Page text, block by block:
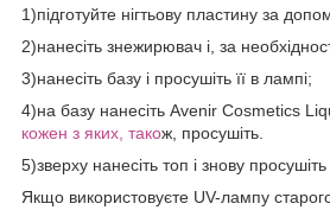
1)підготуйте нігтьову пластину за
2)нанесіть знежирювач і, за
3)нанесіть базу і просушіть її в лампі;
4)на базу нанесіть Avenir Cosmetics
кожен з яких, також, просушіть.
5)зверху нанесіть топ і знову просушіть
Якщо використовуєте UV-лампу